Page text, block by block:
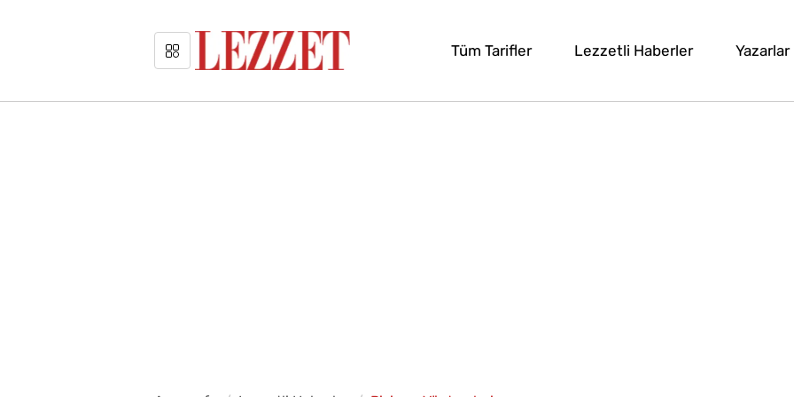
Tüm Tarifler Lezzetli Haberler Yazarlar